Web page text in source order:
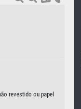
revestido ou papel